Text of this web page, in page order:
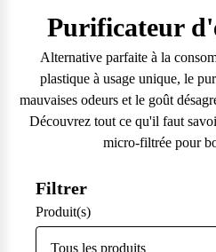
Purificateur
Alternative parfaite à la
plastique à usage unique, le
mauvaises odeurs et le goût
Découvrez tout ce qu'il faut
micro-filtrée pour
Filtrer
Produit(s)
Tous les produits